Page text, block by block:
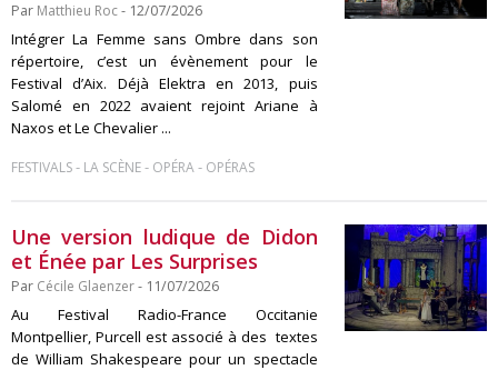
Par Matthieu Roc- 12/07/2026
Intégrer La Femme sans Ombre dans son
répertoire, c’est un évènement pour le
Festival d’Aix. Déjà Elektra en 2013, puis
Salomé en 2022 avaient rejoint Ariane à
Naxos et Le Chevalier ...
FESTIVALS- LA SCÈNE- OPÉRA- OPÉRAS
Une version ludique de Didon
et Énée par Les Surprises
Par Cécile Glaenzer- 11/07/2026
Au Festival Radio-France Occitanie
Montpellier, Purcell est associé à des textes
de William Shakespeare pour un spectacle